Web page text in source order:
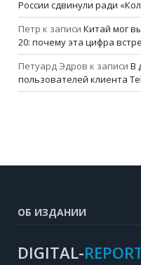
России сдвинули ради
Петр к записи Китай мог
20: почему эта цифра
Петуард Эдров к записи В
пользователей клиента
ОБ ИЗДАНИИ
DIGITAL-